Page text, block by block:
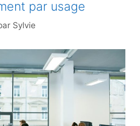
par usage
Sylvie